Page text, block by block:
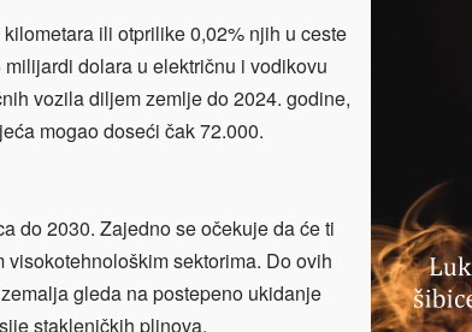
ili otprilike 0,02% njih u ceste
dolara u električnu i vodikovu
vozila diljem zemlje do 2024. godine,
mogao doseći čak 72.000.
do 2030. Zajedno se očekuje da će ti
sektorima. Do ovih
gleda na postepeno ukidanje
stakleničkih plinova.